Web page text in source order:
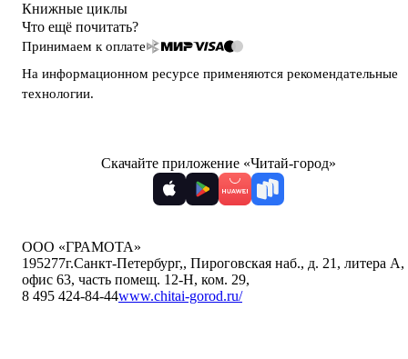
Книжные циклы
Что ещё почитать?
Принимаем к оплате
На информационном ресурсе применяются рекомендательные
технологии.
Скачайте приложение «Читай-город»
ООО «ГРАМОТА»
195277г.Санкт-Петербург,, Пироговская наб., д. 21, литера А,
офис 63, часть помещ. 12-Н, ком. 29,
8 495 424-84-44www.chitai-gorod.ru/